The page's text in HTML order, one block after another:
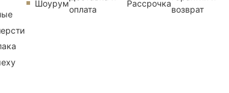
Шоурум
оплата
Рассрочка
возврат